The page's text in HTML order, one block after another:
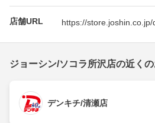
店舗URL https://
ジョーシン/ソコラ所沢店の近く
デンキチ/清瀬店